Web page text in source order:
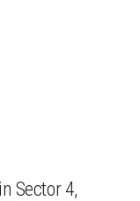
Sector 4,